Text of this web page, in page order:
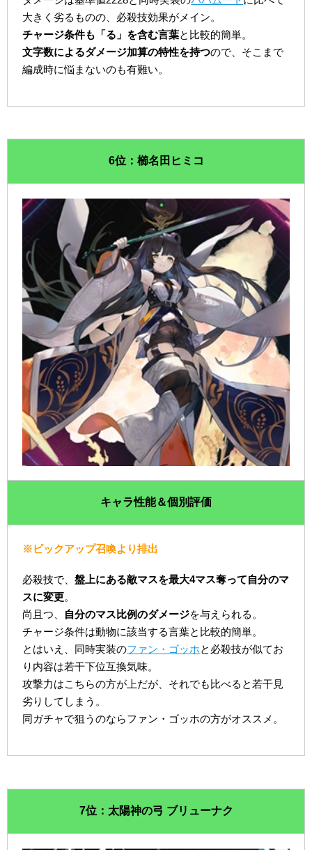
大きく劣るものの、必殺技効果がメイン。
チャージ条件も「る」を含む言葉と比較的簡単。
文字数によるダメージ加算の特性を持つので、そこまで
編成時に悩まないのも有難い。
6位：櫛名田ヒミコ
キャラ性能＆個別評価
※ピックアップ召喚より排出
必殺技で、盤上にある敵マスを最大4マス奪って自分のマ
スに変更。
尚且つ、 自分のマス比例のダメージを与えられる。
チャージ条件は動物に該当する言葉と比較的簡単。
とはいえ、同時実装のファン・ゴッホと必殺技が似てお
り内容は若干下位互換気味。
攻撃力はこちらの方が上だが、それでも比べると若干見
劣りしてしまう。
同ガチャで狙うのならファン・ゴッホの方がオススメ。
7位：太陽神の弓 ブリューナク